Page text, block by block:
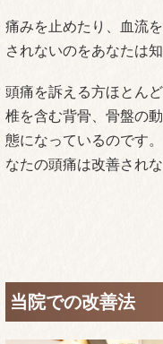
痛みを止めたり、血流
されないのをあなたは
頭痛を訴える方ほとん
椎を含む背骨、骨盤の
態になっているのです
なたの頭痛は改善され
当院での改善法